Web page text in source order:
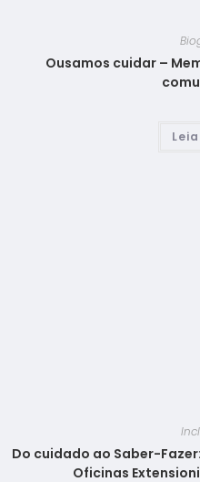
Ousamos cuidar –
Do cuidado ao Saber-
Oficinas